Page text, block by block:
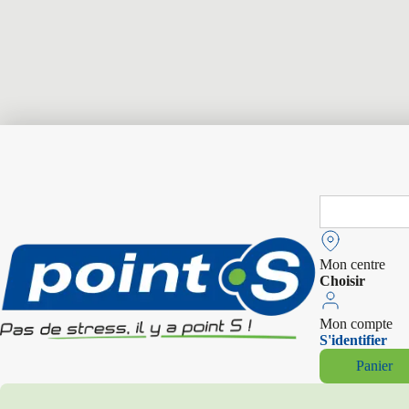
Search
Mon centre
Choisir
Mon compte
S'identifier
Panier